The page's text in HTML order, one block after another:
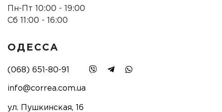
Пн-Пт 10:00 - 19:00
Сб 11:00 - 16:00
ОДЕССА
(068) 651-80-91
info@correa.com.ua
ул. Пушкинская, 16